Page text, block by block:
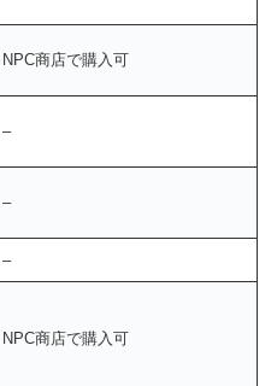
NPC商店で購入可
–
–
–
NPC商店で購入可